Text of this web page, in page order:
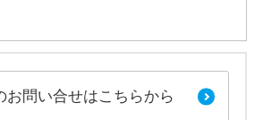
お問い合せはこちらから